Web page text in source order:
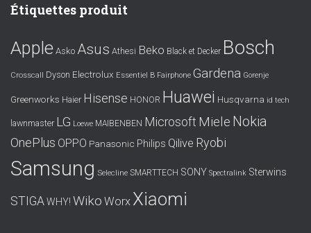
Étiquettes produit
Apple Asko Asus Athesi Beko Black et Decker Bosch
Crosscall Dyson Electrolux Essentiel B Fairphone Gardena Gorenje
Greenworks Haier Hisense HONOR Huawei Husqvarna id tech
lawnmaster LG Loewe MAIBENBEN Microsoft Miele Nokia
OnePlus OPPO Panasonic Philips Qilive Ryobi
Samsung Selecline SMARTTECH SONY Spectralink Sterwins
STIGAWHY! Wiko Worx Xiaomi